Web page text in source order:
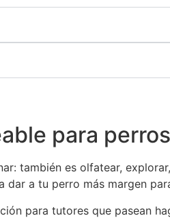
para
también es olfatear,
dar a tu perro más margen
para tutores que pasean